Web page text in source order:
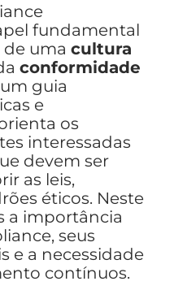
fundamental
uma cultura
conformidade
guia
e
os
interessadas
devem ser
as leis,
éticos. Neste
a importância
seus
e a necessidade
contínuos.